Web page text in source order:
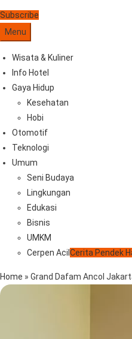
Vakansiinfo
Menyajikan Berita Serta Informasi
Subscribe
Menu
Wisata & Kuliner
Info Hotel
Gaya Hidup
Kesehatan
Hobi
Otomotif
Teknologi
Umum
Seni Budaya
Lingkungan
Edukasi
Bisnis
UMKM
Cerpen Acil Cerita Pendek
Home » Grand Dafam Ancol